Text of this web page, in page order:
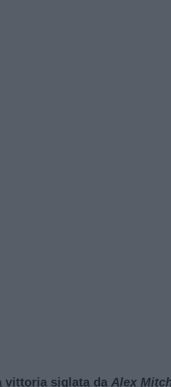
vittoria siglata da Alex